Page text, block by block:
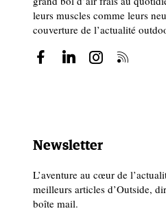
leurs muscles comme leurs
couverture de l’actualité
Newsletter
L’aventure au cœur de
meilleurs articles d’Outside,
boîte mail.